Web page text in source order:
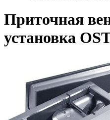
Приточная
установка